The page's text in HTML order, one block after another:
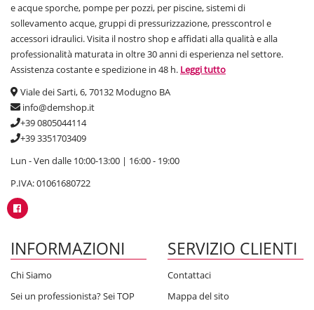
e acque sporche, pompe per pozzi, per piscine, sistemi di
sollevamento acque, gruppi di pressurizzazione, presscontrol e
accessori idraulici. Visita il nostro shop e affidati alla qualità e alla
professionalità maturata in oltre 30 anni di esperienza nel settore.
Assistenza costante e spedizione in 48 h. Leggi tutto
Viale dei Sarti, 6, 70132 Modugno BA
info@demshop.it
+39 0805044114
+39 3351703409
Lun - Ven dalle 10:00-13:00 | 16:00 - 19:00
P.IVA: 01061680722
INFORMAZIONI
Chi Siamo
Sei un professionista? Sei TOP
SERVIZIO CLIENTI
Contattaci
Mappa del sito